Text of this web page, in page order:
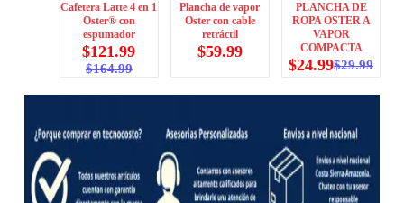
Cafetera Latte 4 en 1
Oster® con
espumador
$164.99
$121.99
Plancha de vapor
Oster con cable
retráctil
$59.99
PLANCHA DE
ROPA OSTER A
VAPOR
COMPACTA
$29.99
$24.99